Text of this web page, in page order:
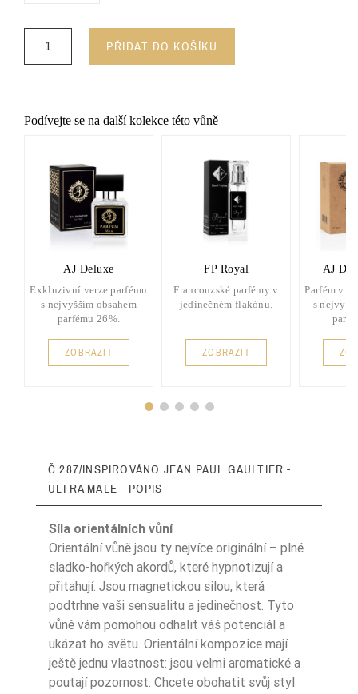
PŘIDAT DO KOŠÍKU
Podívejte se na další kolekce této vůně
AJ Deluxe
Exkluzivní verze parfému
s nejvyšším obsahem
parfému 26%.
ZOBRAZIT
FP Royal
Francouzské parfémy v
jedinečném flakónu.
ZOBRAZIT
AJ
Parfém v
s
Č.287/INSPIROVÁNO JEAN PAUL GAULTIER -
ULTRA MALE - POPIS
Síla orientálních vůní
Orientální vůně jsou ty nejvíce originální – plné
sladko-hořkých akordů, které hypnotizují a
přitahují. Jsou magnetickou silou, která
podtrhne vaši sensualitu a jedinečnost. Tyto
vůně vám pomohou odhalit váš potenciál a
ukázat ho světu. Orientální kompozice mají
ještě jednu vlastnost: jsou velmi aromatické a
poutají pozornost. Chcete obohatit svůj styl
Intensywność Ciężki
Nuty Głowy gruszka
Nuty Głowy cytryna